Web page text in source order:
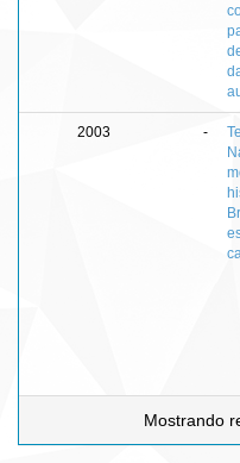
2003 -
Mostrando